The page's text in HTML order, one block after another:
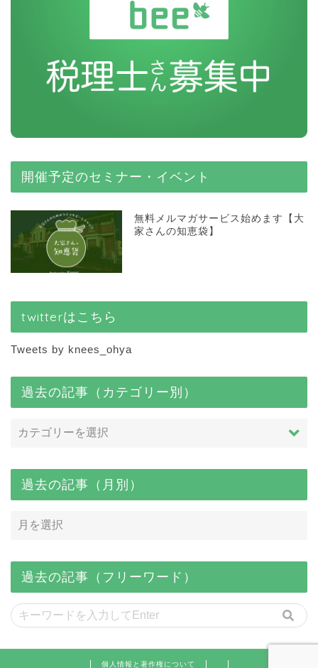
開催予定のセミナー・イベント
無料メルマガサービス始めます【大
家さんの知恵袋】
twitterはこちら
Tweets by knees_ohya
過去の記事（カテゴリー別）
過去の記事（月別）
過去の記事（フリーワード）
個人情報と著作権について